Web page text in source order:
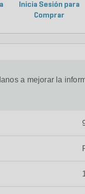
Inicia Sesión para
Comprar
a mejorar la